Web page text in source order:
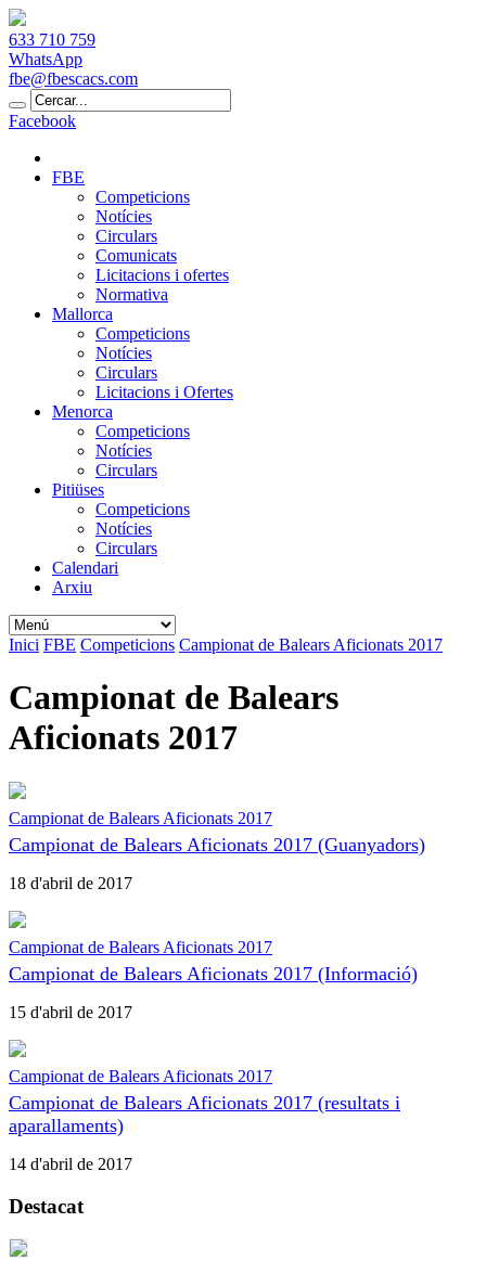
633 710 759
WhatsApp
fbe@fbescacs.com
Facebook
FBE
Competicions
Notícies
Circulars
Comunicats
Licitacions i ofertes
Normativa
Mallorca
Competicions
Notícies
Circulars
Licitacions i Ofertes
Menorca
Competicions
Notícies
Circulars
Pitiüses
Competicions
Notícies
Circulars
Calendari
Arxiu
Inici FBE Competicions Campionat de Balears Aficionats 2017
Campionat de Balears
Aficionats 2017
Campionat de Balears Aficionats 2017
Campionat de Balears Aficionats 2017 (Guanyadors)
18 d'abril de 2017
Campionat de Balears Aficionats 2017
Campionat de Balears Aficionats 2017 (Informació)
15 d'abril de 2017
Campionat de Balears Aficionats 2017
Campionat de Balears Aficionats 2017 (resultats i
aparallaments)
14 d'abril de 2017
Destacat